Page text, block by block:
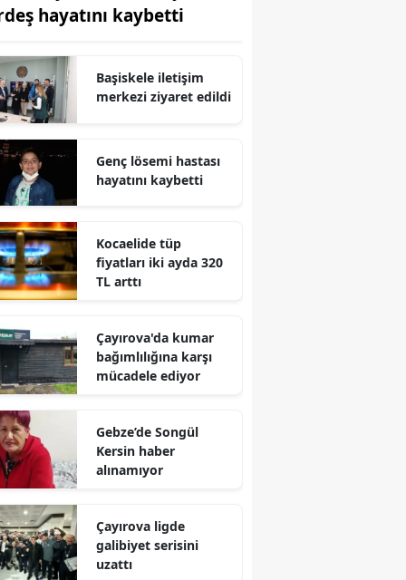
Edirne
Erzincan
Eskişehir
Giresun
Gümüşhane
Hatay
Mersin
İstanbul
Kars
hayatını kaybetti
Başiskele iletişim
merkezi ziyaret edildi
Genç lösemi hastası
hayatını kaybetti
Kocaelide tüp
fiyatları iki ayda 320
TL arttı
Çayırova'da kumar
bağımlılığına karşı
mücadele ediyor
Gebze’de Songül
Kersin haber
alınamıyor
Çayırova ligde
galibiyet serisini
uzattı